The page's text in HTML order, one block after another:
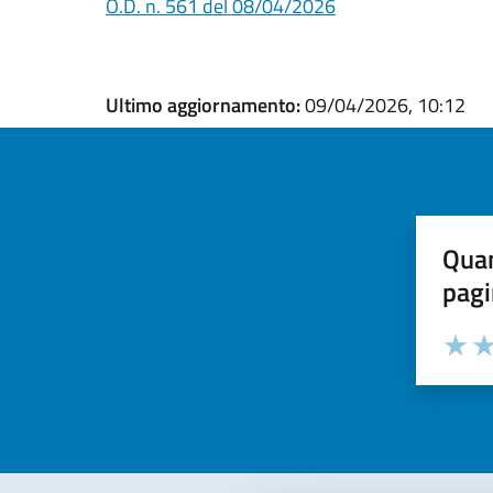
O.D. n. 561 del 08/04/2026
Ultimo aggiornamento:09/04/2026, 10:12
Valuta